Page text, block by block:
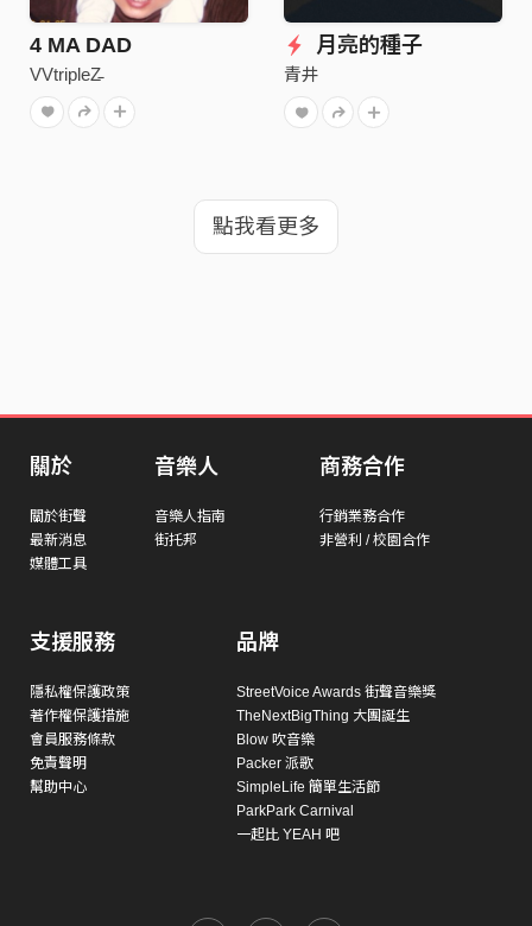
4 MA DAD
VVtripleΖ̵
月亮的種子
青井
點我看更多
關於
關於街聲
最新消息
媒體工具
音樂人
音樂人指南
街托邦
商務合作
行銷業務合作
非營利 / 校園合作
支援服務
隱私權保護政策
著作權保護措施
會員服務條款
免責聲明
幫助中心
品牌
StreetVoice Awards 街聲音樂獎
TheNextBigThing 大團誕生
Blow 吹音樂
Packer 派歌
SimpleLife 簡單生活節
ParkPark Carnival
一起比 YEAH 吧